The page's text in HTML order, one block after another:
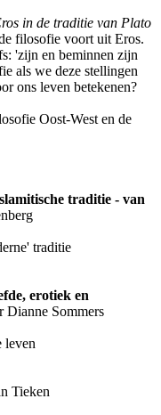
in de traditie van Plato
filosofie voort uit Eros.
'zijn en beminnen zijn
als we deze stellingen
ons leven betekenen?
Oost-West en de
traditie - van
traditie
erotiek en
Dianne Sommers
leven
Tieken